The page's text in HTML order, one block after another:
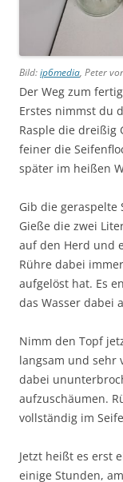
Bild:ip6media, Peter
Der Weg zum
Erstes nimmst du
Rasple die dreißig
feiner die
später im heißen
Gib die geraspelte
Gieße die zwei
auf den Herd und
Rühre dabei
aufgelöst hat. Es
das Wasser dabei
Nimm den Topf
langsam und sehr
dabei
aufzuschäumen.
vollständig im
Jetzt heißt es erst
einige Stunden,